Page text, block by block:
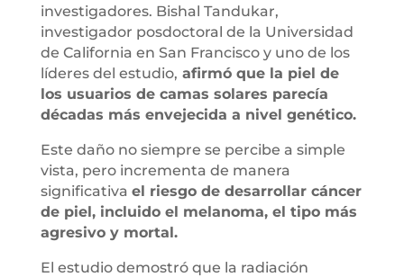
investigadores. Bishal Tandukar,
investigador posdoctoral de la Universidad
de California en San Francisco y uno de los
líderes del estudio, afirmó que la piel de
los usuarios de camas solares parecía
décadas más envejecida a nivel genético.
Este daño no siempre se percibe a simple
vista, pero incrementa de manera
significativa el riesgo de desarrollar cáncer
de piel, incluido el melanoma, el tipo más
agresivo y mortal.
El estudio demostró que la radiación